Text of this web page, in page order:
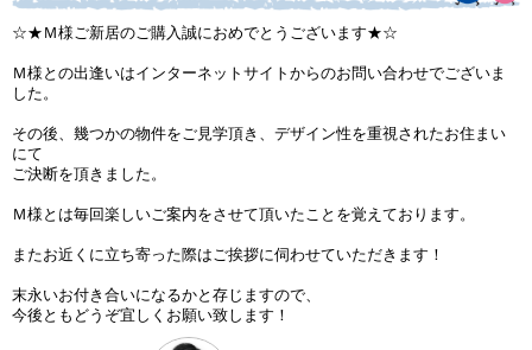
☆★Ｍ様ご新居のご購入誠におめでとうございます★☆
Ｍ様との出逢いはインターネットサイトからのお問い合わせでございま
した。
その後、幾つかの物件をご見学頂き、デザイン性を重視されたお住まい
にて
ご決断を頂きました。
Ｍ様とは毎回楽しいご案内をさせて頂いたことを覚えております。
またお近くに立ち寄った際はご挨拶に伺わせていただきます！
末永いお付き合いになるかと存じますので、
今後ともどうぞ宜しくお願い致します！